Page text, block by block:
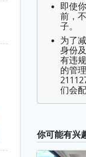
即使
前，
子。
为了
身份
有违
的管
们会
你可能有兴